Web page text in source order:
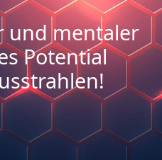
und mentaler
Potential